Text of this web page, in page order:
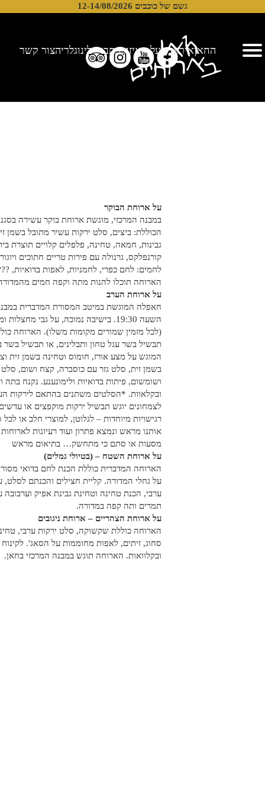
על האיזורכתבו עלינוגלריהצור קשר
במבנה המרכזי, מוגשת ארוחת בוקר עשירה בסגנון מזנון בופה
הכוללת: ביצים, סלט ירקות עשיר מתובל בשמן זית, שפע של סוגי
גבינות, חמאה, טחינה, פלפלים קלויים תוצרת בית, זיתים, קונפיטורה,
קורנפלקס, גרנולה עם פירות טריים חתוכים ויוגורט. בנוסף מוגש מגוון
לחמים: לחם כפרי, לחמניות, לאפות בדואיות, ??? במדורה. עם
הארוחה תוכלו להנות מתה וקפה חמים מהמדורה.
חאפלה המוגשת במיטב המסורת המדברית במבנה האירוח סביב
השעה 19:30. בישיבה נמוכה, על גבי מחצלות ומזרונים, מסביב לטס
(לכל מזמין שמורים מקומות משלו). הארוחה כוללת: "מנסף" –
תבשיל בשר עגל טחון ותבלינים, או תבשיל בשר בסגנון מקסיקני,
המוגש על מצע אורז, חומוס וטחינה בשמן זית וצנוברים, סלט ירקות
בשמן זית, סלט גזר עם כוסברה, קצח ושום, סלט כרוב עם שקדים
ושומשום, פיתות בדואיות ולימונענע. נקנח בתה וקפה מהמדורה
ובקלאוות. *הסלטים משתנים בהתאם לירקות העונה.
לצמחונים יוגש תבשיל ירקות מוקפצים או עדשים על מצע אורז.
רגישויות מיוחדות – לגלוטן, למוצרי חלב או לכל סוג מזון – אנא עדכנו
אותנו מראש ונמצא פתרון ועוד רעיונות לארוחות במסגרת אירועים,
מסעות או סתם כי מתחשק… בתיאום מראש
על ארוחת השטח – (בטיולי גמלים)
הארוחה המדברית כוללת הכנת לחם בדואי מסורתי "ליבה" ואפייתו
על גחלי המדורה. קליית חצילים והכנתם לסלט, עיבוד ירקות לסלט
ערבי, הכנת טחינה וטחינת גבינת אפיק וערבובה עם שם זית. נקנח עם
על ארוחת הצהריים – ארוחת ניגובים
הארוחה כוללת שקשוקה, סלט ירקות ערבי, טחינה, לבנה, שמן זית,
סחוג, זיתים, לאפות מחוממות על הסאג'. לקינוח יוגשו תה קפה
ובקלוואות. הארוחה תוגש במבנה המרכזי בחאן.